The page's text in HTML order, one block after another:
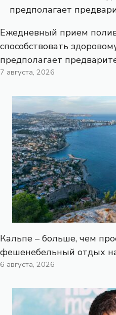
Ежедневный прием
способствовать
предполагает
7 августа, 2026
Кальпе – больше, чем
фешенебельный отдых
6 августа, 2026